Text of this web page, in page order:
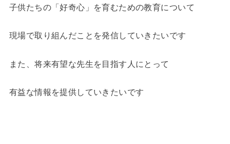
子供たちの「好奇心」を育むための教育について
現場で取り組んだことを発信していきたいです
また、将来有望な先生を目指す人にとって
有益な情報を提供していきたいです